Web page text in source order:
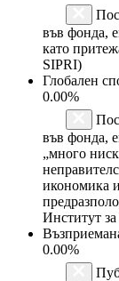
във фонда,
като
SIPRI)
Глобален
0.00%
във фонда,
„много
икономика
Институт
0.00%